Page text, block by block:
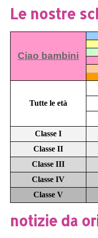
Le nostre
Ciao bambini
Tutte le età
Classe I
Classe II
Classe III
Classe IV
Classe V
notizie da